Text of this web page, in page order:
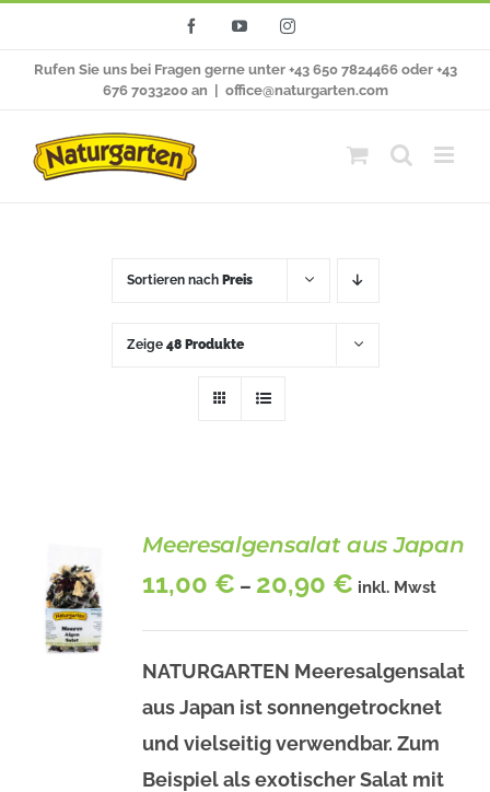
FacebookYouTubeInstagram
Rufen Sie uns bei Fragen gerne unter +43 650 7824466 oder +43
676 7033200 an
office@naturgarten.com
Sortieren nach Preis
Zeige 48 Produkte
BESCHREIBUNG
Meeresalgensalat aus Japan
11,00 € – 20,90 € inkl. Mwst
NATURGARTEN Meeresalgensalat
aus Japan ist sonnengetrocknet
und vielseitig verwendbar. Zum
Beispiel als exotischer Salat mit